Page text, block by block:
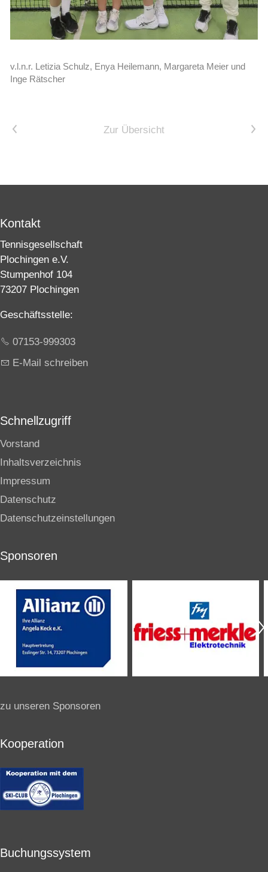
v.l.n.r. Letizia Schulz, Enya Heilemann, Margareta Meier und
Inge Rätscher
Vorheriger Artikel Zur Übersicht Nächster Artikel
Kontakt
Tennisgesellschaft
Plochingen e.V.
Stumpenhof 104
73207 Plochingen
Geschäftsstelle:
07153-999303
E-Mail schreiben
Schnellzugriff
Vorstand
Inhaltsverzeichnis
Impressum
Datenschutz
Datenschutzeinstellungen
Sponsoren
zu unseren Sponsoren
Kooperation
Buchungssystem